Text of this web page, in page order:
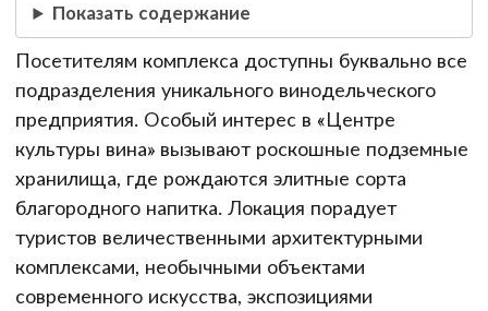
Показать содержание
Посетителям комплекса доступны буквально все
подразделения уникального винодельческого
предприятия. Особый интерес в «Центре
культуры вина» вызывают роскошные подземные
хранилища, где рождаются элитные сорта
благородного напитка. Локация порадует
туристов величественными архитектурными
комплексами, необычными объектами
современного искусства, экспозициями